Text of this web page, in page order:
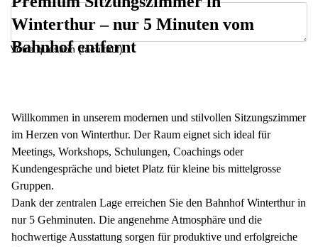
Crassier
7 Nyon
Rolle
Bahnhofstrasse
10 Zürich
Votre question (facultatif)
Winterthur – nur 5 Minuten vom
Bahnhof entfernt
Willkommen in unserem modernen und stilvollen Sitzungszimmer
im Herzen von Winterthur. Der Raum eignet sich ideal für
Meetings, Workshops, Schulungen, Coachings oder
Kundengespräche und bietet Platz für kleine bis mittelgrosse
Gruppen.
Dank der zentralen Lage erreichen Sie den Bahnhof Winterthur in
nur 5 Gehminuten. Die angenehme Atmosphäre und die
hochwertige Ausstattung sorgen für produktive und erfolgreiche